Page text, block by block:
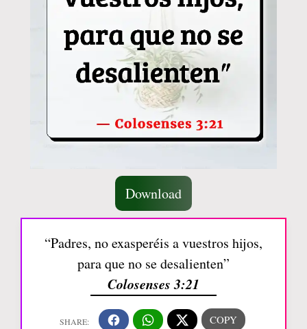
Download
“Padres, no exasperéis a vuestros hijos,
para que no se desalienten”
Colosenses 3:21